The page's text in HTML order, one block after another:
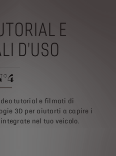
E
D'USO
tutorial e filmati di
3D per aiutarti a capire i
nel tuo veicolo.